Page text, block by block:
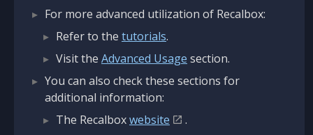
For more advanced utilization of Recalbox:
Refer to the tutorials.
Visit the Advanced Usage section.
You can also check these sections for
additional information:
The Recalboxwebsite
.